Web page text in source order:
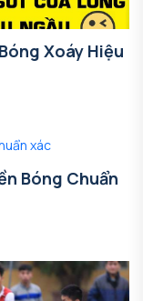
Xoáy Hiệu
Bóng Chuẩn